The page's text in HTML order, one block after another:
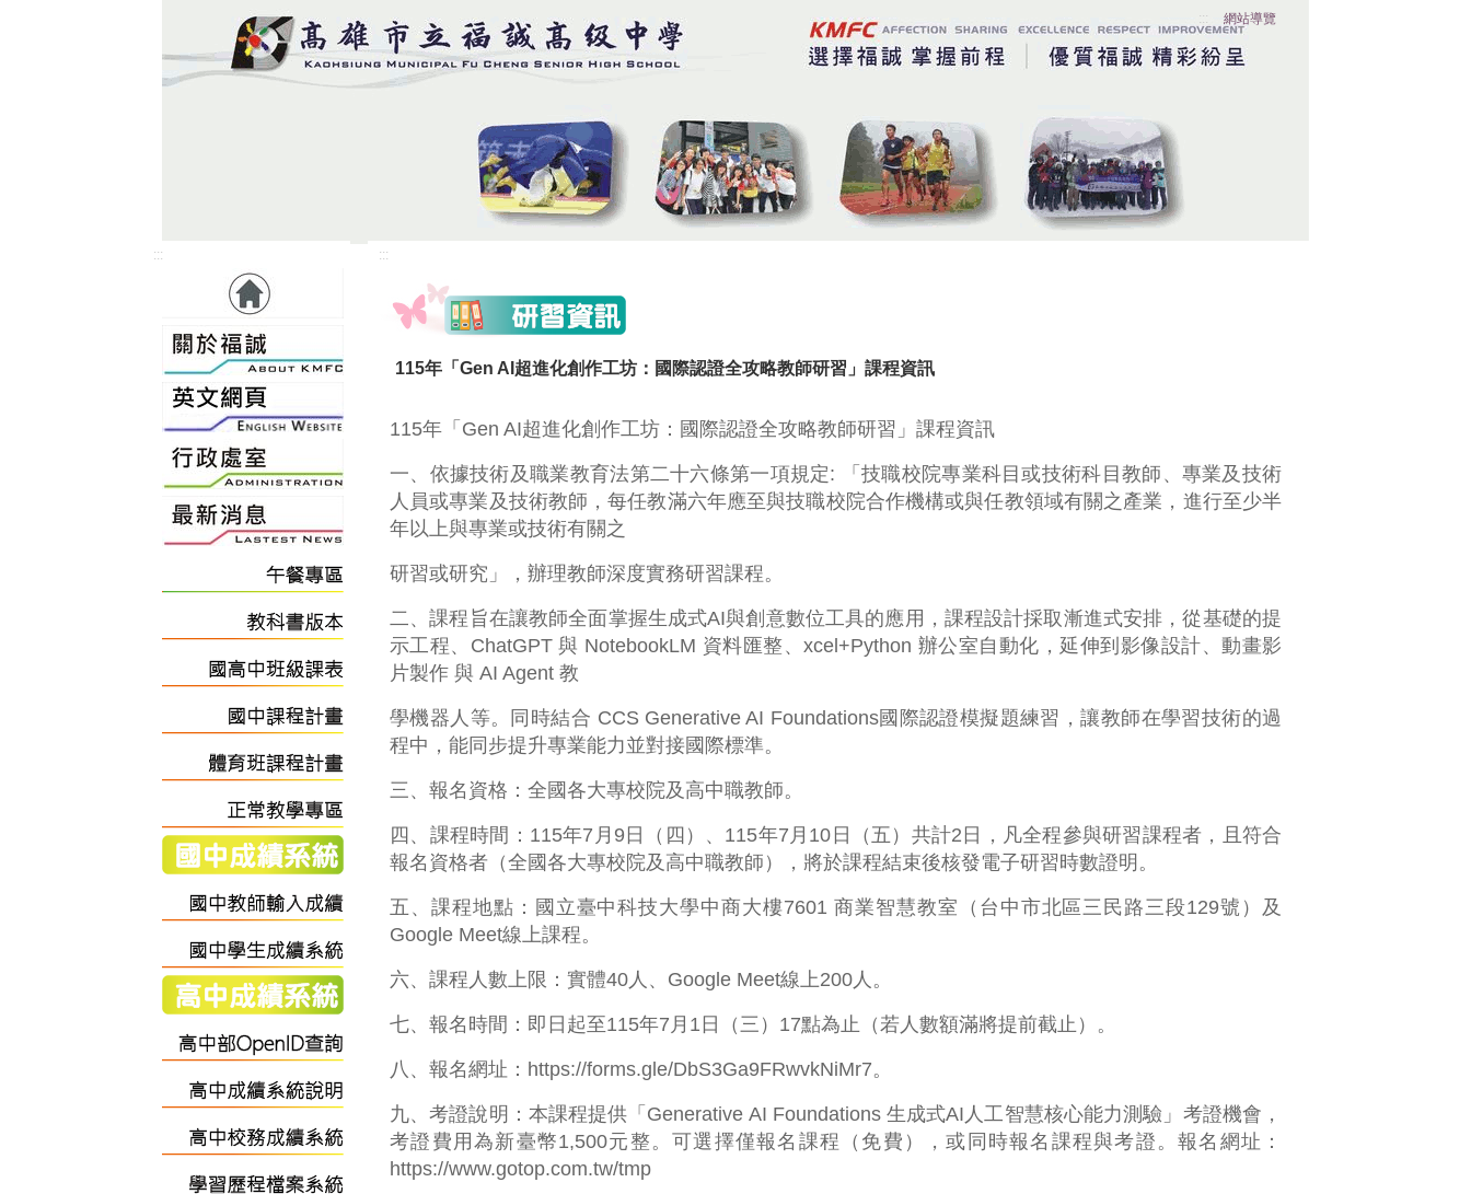
::: 網站導覽
::: :::
115年「Gen AI超進化創作工坊：國際認證全攻略教師研習」課程資訊
115年「Gen AI超進化創作工坊：國際認證全攻略教師研習」課程資訊
一、依據技術及職業教育法第二十六條第一項規定: 「技職校院專業科目或技術科目教師、專業及技術
人員或專業及技術教師，每任教滿六年應至與技職校院合作機構或與任教領域有關之產業，進行至少半
年以上與專業或技術有關之
研習或研究」，辦理教師深度實務研習課程。
二、課程旨在讓教師全面掌握生成式AI與創意數位工具的應用，課程設計採取漸進式安排，從基礎的提
示工程、ChatGPT 與 NotebookLM 資料匯整、xcel+Python 辦公室自動化，延伸到影像設計、動畫影
片製作 與 AI Agent 教
學機器人等。同時結合 CCS Generative AI Foundations國際認證模擬題練習，讓教師在學習技術的過
程中，能同步提升專業能力並對接國際標準。
三、報名資格：全國各大專校院及高中職教師。
四、課程時間：115年7月9日（四）、115年7月10日（五）共計2日，凡全程參與研習課程者，且符合
報名資格者（全國各大專校院及高中職教師），將於課程結束後核發電子研習時數證明。
五、課程地點：國立臺中科技大學中商大樓7601 商業智慧教室（台中市北區三民路三段129號）及
Google Meet線上課程。
六、課程人數上限：實體40人、Google Meet線上200人。
七、報名時間：即日起至115年7月1日（三）17點為止（若人數額滿將提前截止）。
八、報名網址：https://forms.gle/DbS3Ga9FRwvkNiMr7。
九、考證說明：本課程提供「Generative AI Foundations 生成式AI人工智慧核心能力測驗」考證機會，
考證費用為新臺幣1,500元整。可選擇僅報名課程（免費），或同時報名課程與考證。報名網址：
https://www.gotop.com.tw/tmp